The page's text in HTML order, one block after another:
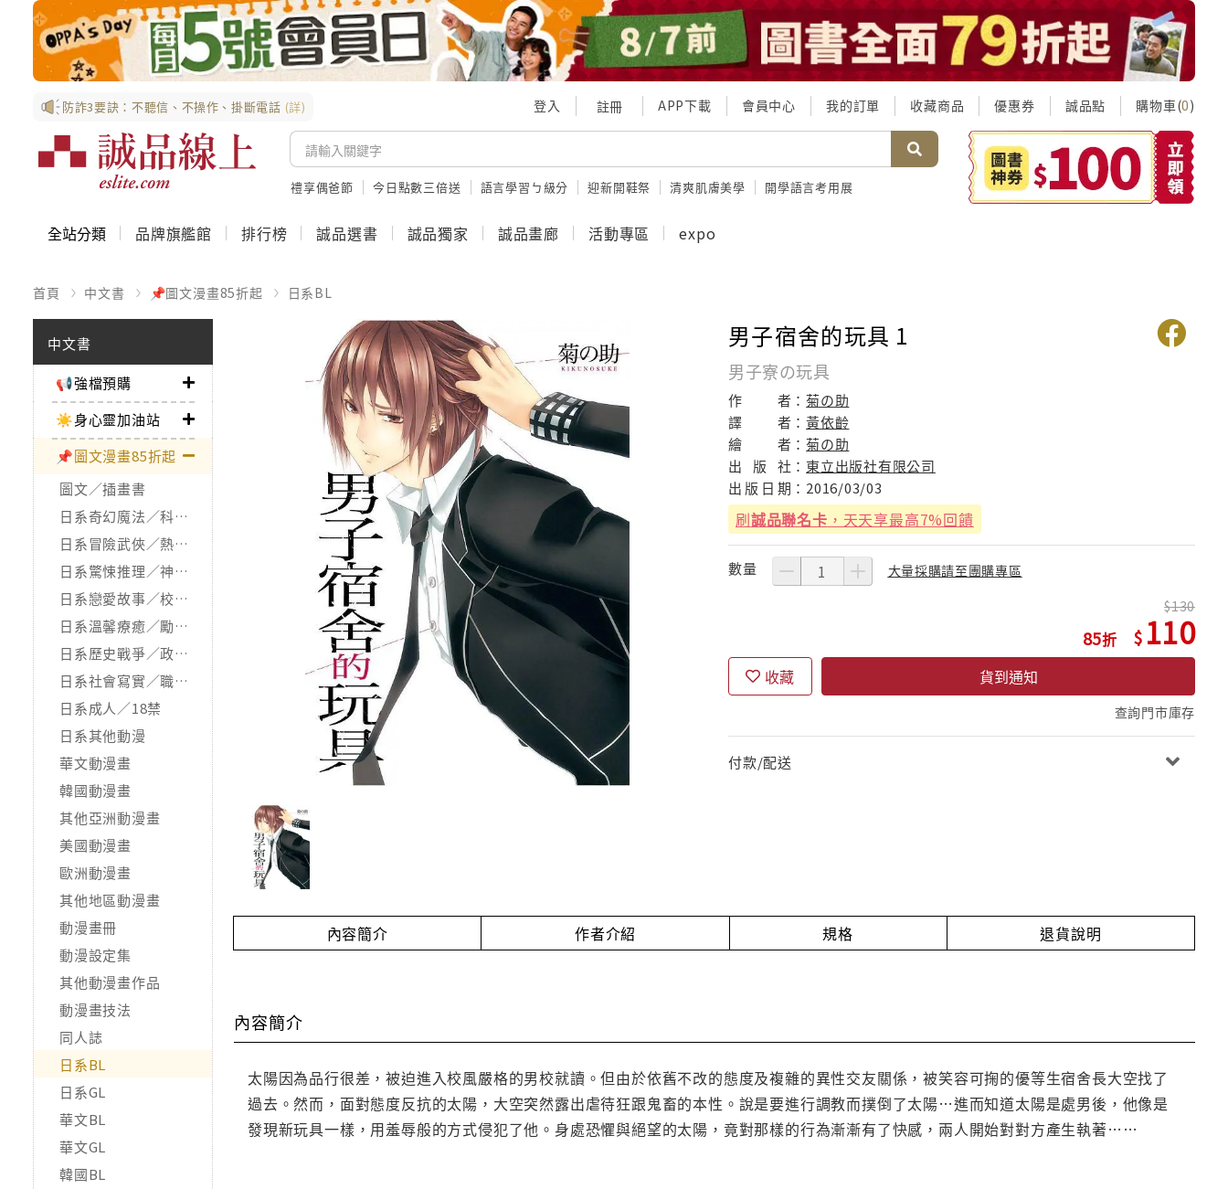
防詐3要訣：不聽信、不操作、掛斷電話 (詳) 登入 註冊 APP下載 會員中心 我的訂單 收藏商品 優惠券 誠品點 購物車(0)
禮享偶爸節 今日點數三倍送 語言學習ㄅ級分 迎新開鞋祭 清爽肌膚美學 開學語言考用展
全站分類 品牌旗艦館 排行榜 誠品選書 誠品獨家 誠品畫廊 活動專區 expo
首頁 中文書 📌圖文漫畫85折起 日系BL
中文書
📢強檔預購
☀️身心靈加油站
📌圖文漫畫85折起
圖文／插畫書
日系奇幻魔法／科幻冒險
日系冒險武俠／熱血運動
日系驚悚推理／神怪靈異
日系戀愛故事／校園青春
日系溫馨療癒／勵志搞笑
日系歷史戰爭／政治宗教
日系社會寫實／職場職人
日系成人／18禁
日系其他動漫
華文動漫畫
韓國動漫畫
其他亞洲動漫畫
美國動漫畫
歐洲動漫畫
其他地區動漫畫
動漫畫冊
動漫設定集
其他動漫畫作品
動漫畫技法
同人誌
日系BL
日系GL
華文BL
華文GL
韓國BL
男子宿舍的玩具 1
男子寮の玩具
作 者：菊の助
譯
者：黃依齡
繪
者：菊の助
出
版 社： 東立出版社有限公司
出 版 日 期： 2016/03/03
刷誠品聯名卡 ，天天享最高7%回饋
數量 大量採購請至團購專區
85
130
110
收藏 貨到通知
查詢門市庫存
付款/配送
內容簡介 作者介紹 規格 退貨說明
內容簡介
太陽因為品行很差，被迫進入校風嚴格的男校就讀。但由於依舊不改的態度及複雜的異性交友關係，被笑容可掬的優等生宿舍長大空找了
過去。然而，面對態度反抗的太陽，大空突然露出虐待狂跟鬼畜的本性。說是要進行調教而撲倒了太陽…進而知道太陽是處男後，他像是
發現新玩具一樣，用羞辱般的方式侵犯了他。身處恐懼與絕望的太陽，竟對那樣的行為漸漸有了快感，兩人開始對對方產生執著……